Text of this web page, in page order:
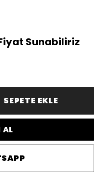
Sunabiliriz
SEPETE EKLE
AL